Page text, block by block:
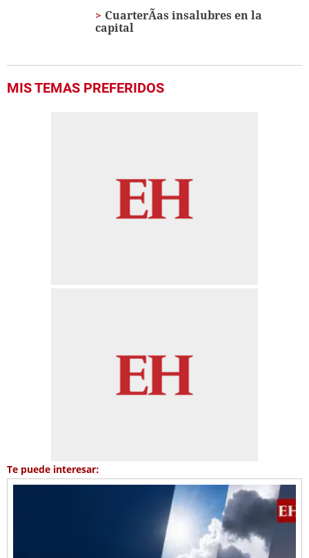
CuarterÃ­as insalubres en la
capital
MIS TEMAS PREFERIDOS
Te puede interesar: